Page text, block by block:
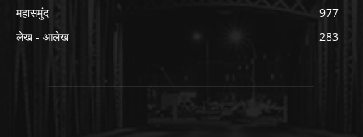
महासमुंद
977
लेख - आलेख
283